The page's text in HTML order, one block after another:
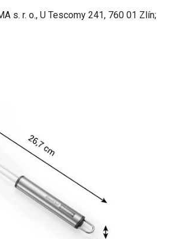
s. r. o., U Tescomy 241, 760 01 Zlín;